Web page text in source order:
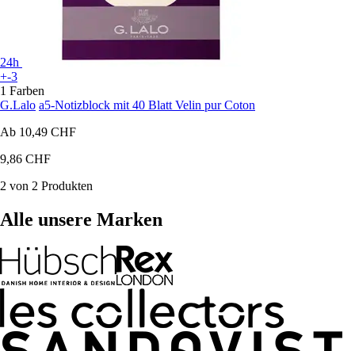
24h
+-3
1 Farben
G.Lalo a5-Notizblock mit 40 Blatt Velin pur Coton
Ab 10,49 CHF
9,86 CHF
2 von 2 Produkten
Alle unsere Marken